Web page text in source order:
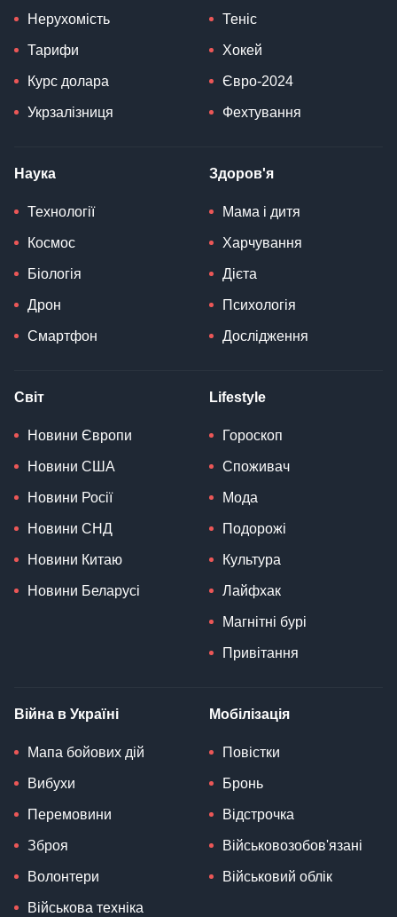
Нерухомість
Тарифи
Курс долара
Укрзалізниця
Теніс
Хокей
Євро-2024
Фехтування
Наука
Технології
Космос
Біологія
Дрон
Смартфон
Здоров'я
Мама і дитя
Харчування
Дієта
Психологія
Дослідження
Світ
Новини Європи
Новини США
Новини Росії
Новини СНД
Новини Китаю
Новини Беларусі
Lifestyle
Гороскоп
Споживач
Мода
Подорожі
Культура
Лайфхак
Магнітні бурі
Привітання
Війна в Україні
Мапа бойових дій
Вибухи
Перемовини
Зброя
Волонтери
Військова техніка
Мобілізація
Повістки
Бронь
Відстрочка
Військовозобов'язані
Військовий облік